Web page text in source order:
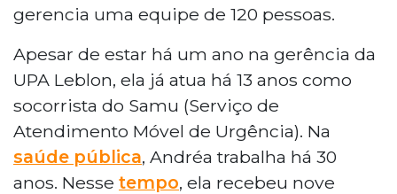
gerencia uma equipe de 120 pessoas.
Apesar de estar há um ano na gerência da
UPA Leblon, ela já atua há 13 anos como
socorrista do Samu (Serviço de
Atendimento Móvel de Urgência). Na
saúde pública, Andréa trabalha há 30
anos. Nesse tempo, ela recebeu nove